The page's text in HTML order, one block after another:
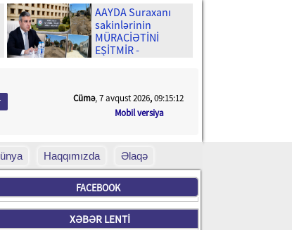
AAYDA Suraxanı
sakinlərinin
MÜRACİƏTİNİ
EŞİTMİR -
Mobil versiya
Cümə, 7 avqust 2026,09:15:14
Haqqımızda Əlaqə
FACEBOOK
XƏBƏR LENTİ